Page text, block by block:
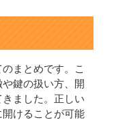
まとめです。こ
鍵の扱い方、開
ました。正しい
けることが可能